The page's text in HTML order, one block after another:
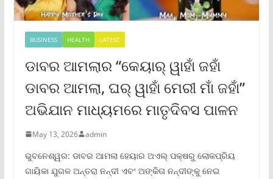
BUSINESS HEALTH LATEST
ଡାବର ଆମଲାର “କେୟାର୍ ୱାହାଁ ଜହାଁ
ଡାବର ଆମଲା, ଘର୍ ୱାହାଁ ମେରୀ ମାଁ ଜହାଁ”
ଅଭିଯାନ ମାଧ୍ୟମରେ ମାତୃଦିବସ ପାଳନ
May 13, 2026 admin
ଭୁବନେଶ୍ୱର: ଡାବର ଆମଲା ହେୟାର ଅଏଲ୍ ପକ୍ଷରୁ ଲୋକପ୍ରିୟ
ଗାୟିକା ଯୁଗଳ ଅନ୍ତରା ନନ୍ଦୀ ଏବଂ ଅଙ୍କିତା ନନ୍ଦୀଙ୍କୁ ନେଇ